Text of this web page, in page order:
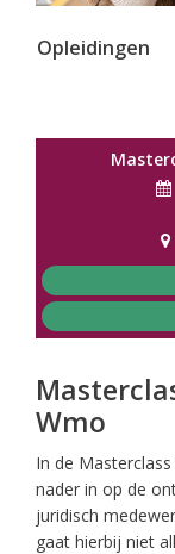
Opleidingen
Wmo
In de
nader in op de
juridisch
gaat hierbij niet